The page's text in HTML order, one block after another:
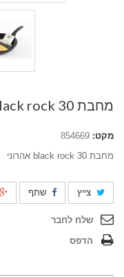
מחבת black rock 30 אהרוני
מקט: 854669
מחבת black rock 30 אהרוני
צייץ שתף
שלח לחבר
הדפס